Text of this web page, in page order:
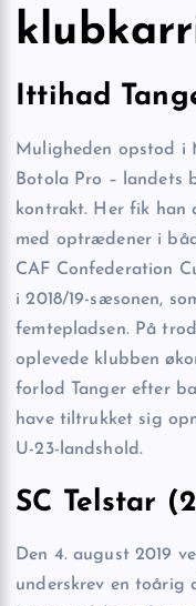
Ittihad
Muligheden opstod i
Botola Pro – landets
kontrakt. Her fik han
med optrædener i
CAF Confederation
i 2018/19-sæsonen,
femtepladsen. På
oplevede klubben
forlod Tanger efter
have tiltrukket sig
U-23-landshold.
SC Telstar
Den 4. august 2019
underskrev en toårig